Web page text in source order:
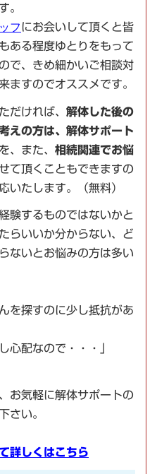
。
フにお会いして頂くと皆
ある程度ゆとりをもって
で、きめ細かいご相談対
ますのでオススメです。
だければ、 解体した後の
えの方は、解体サポート
を、また、 相続関連でお悩
て頂くこともできますの
いたします。（無料）
験するものではないかと
らいいか分からない、ど
ないとお悩みの方は多い
を探すのに少し抵抗があ
心配なので・・・」
お気軽に解体サポートの
さい。
詳しくはこちら